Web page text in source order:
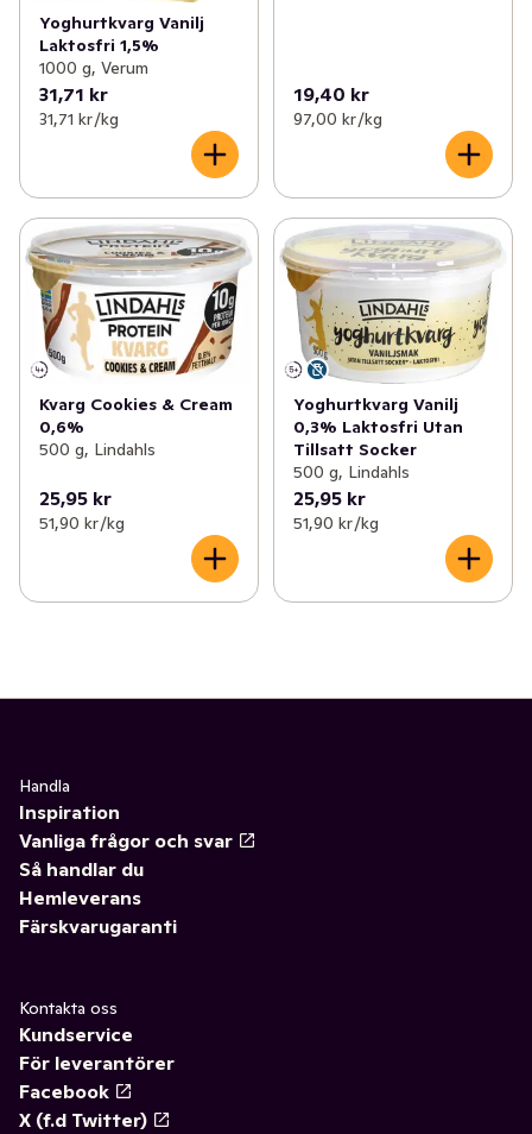
Yoghurtkvarg Vanilj
Laktosfri 1,5%
1000 g, Verum
31,71 kr
31,71 kr /kg
19,40 kr
97,00 kr /kg
Kvarg Cookies & Cream
0,6%
500 g, Lindahls
25,95 kr
51,90 kr /kg
Yoghurtkvarg Vanilj
0,3% Laktosfri Utan
Tillsatt Socker
500 g, Lindahls
25,95 kr
51,90 kr /kg
Handla
Inspiration
Vanliga frågor och svar
Så handlar du
Hemleverans
Färskvarugaranti
Kontakta oss
Kundservice
För leverantörer
Facebook
X (f.d Twitter)